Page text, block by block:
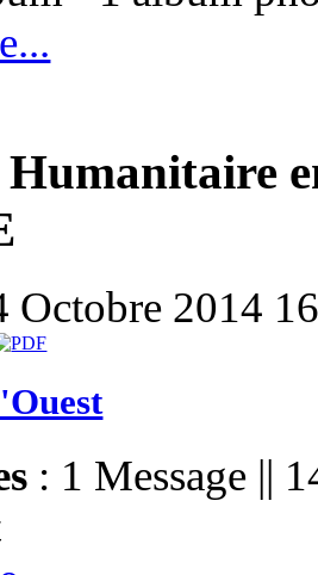
Octobre 2014
: 1 Message ||